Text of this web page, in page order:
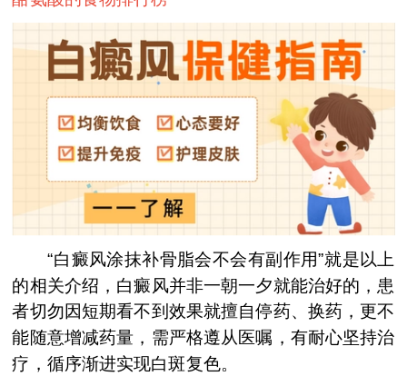
“白癜风涂抹补骨脂会不会有副作用”就是以上
的相关介绍，白癜风并非一朝一夕就能治好的，患
者切勿因短期看不到效果就擅自停药、换药，更不
能随意增减药量，需严格遵从医嘱，有耐心坚持治
疗，循序渐进实现白斑复色。